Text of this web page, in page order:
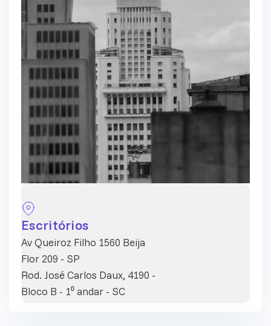
Escritórios
Av Queiroz Filho 1560 Beija
Flor 209 - SP
Rod. José Carlos Daux, 4190 -
Bloco B - 1⁰ andar - SC